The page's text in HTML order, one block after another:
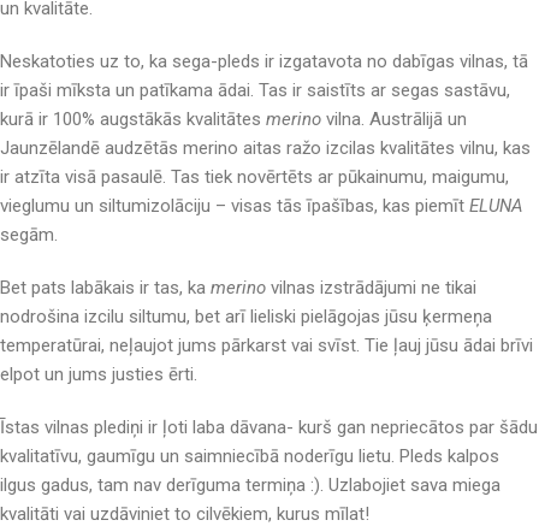
un kvalitāte.
Neskatoties uz to, ka sega-pleds ir izgatavota no dabīgas vilnas, tā
ir īpaši mīksta un patīkama ādai. Tas ir saistīts ar segas sastāvu,
kurā ir 100% augstākās kvalitātes merino vilna. Austrālijā un
Jaunzēlandē audzētās merino aitas ražo izcilas kvalitātes vilnu, kas
ir atzīta visā pasaulē. Tas tiek novērtēts ar pūkainumu, maigumu,
vieglumu un siltumizolāciju – visas tās īpašības, kas piemīt ELUNA
segām.
Bet pats labākais ir tas, ka merino vilnas izstrādājumi ne tikai
nodrošina izcilu siltumu, bet arī lieliski pielāgojas jūsu ķermeņa
temperatūrai, neļaujot jums pārkarst vai svīst. Tie ļauj jūsu ādai brīvi
elpot un jums justies ērti.
Īstas vilnas plediņi ir ļoti laba dāvana- kurš gan nepriecātos par šādu
kvalitatīvu, gaumīgu un saimniecībā noderīgu lietu. Pleds kalpos
ilgus gadus, tam nav derīguma termiņa :). Uzlabojiet sava miega
kvalitāti vai uzdāviniet to cilvēkiem, kurus mīlat!